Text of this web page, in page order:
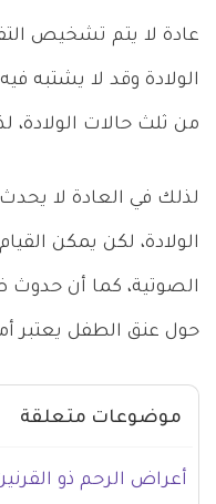
عادة لا يتم تشخيص
الولادة وقد لا يشتبه
من ثلث حالات
لذلك في العادة لا
الولادة، لكن يمكن
الصوتية، كما أن حدوث
حول عنق الطفل يعتبر
موضوعات متعلقة
أعراض الرحم ذو